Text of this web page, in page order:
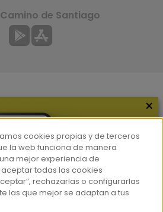
Hemeroteca
Contacto
Prensa
Consumer
de Santiago
×
cookies propias y de terceros
la web funciona de manera
mejor experiencia de
todas las cookies
rechazarlas o configurarlas
las que mejor se adaptan a tus